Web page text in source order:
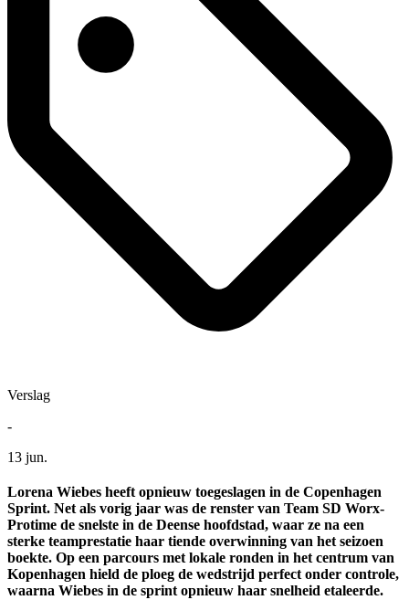
Verslag
-
13 jun.
Lorena Wiebes heeft opnieuw toegeslagen in de Copenhagen
Sprint. Net als vorig jaar was de renster van Team SD Worx-
Protime de snelste in de Deense hoofdstad, waar ze na een
sterke teamprestatie haar tiende overwinning van het seizoen
boekte. Op een parcours met lokale ronden in het centrum van
Kopenhagen hield de ploeg de wedstrijd perfect onder controle,
waarna Wiebes in de sprint opnieuw haar snelheid etaleerde.